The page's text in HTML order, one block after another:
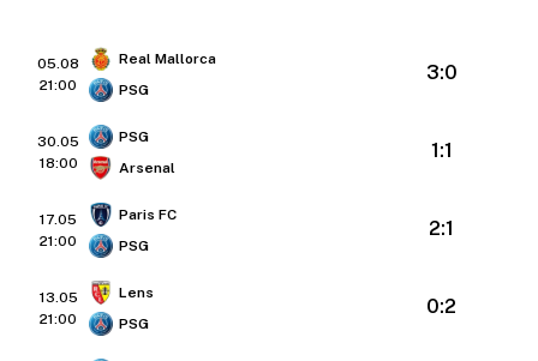
05.08
21:00
Real Mallorca
PSG
3:0
30.05
18:00
PSG
Arsenal
1:1
17.05
21:00
Paris FC
PSG
2:1
13.05
21:00
Lens
PSG
0:2